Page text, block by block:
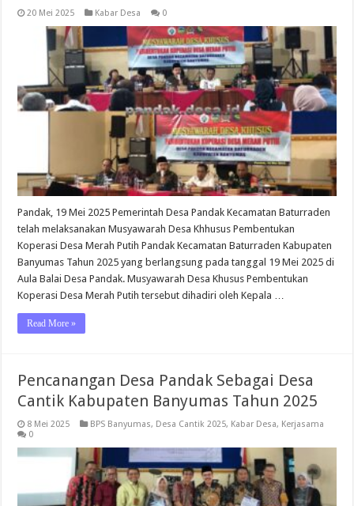
20 Mei 2025 Kabar Desa 0
Pandak, 19 Mei 2025 Pemerintah Desa Pandak Kecamatan Baturraden
telah melaksanakan Musyawarah Desa Khhusus Pembentukan
Koperasi Desa Merah Putih Pandak Kecamatan Baturraden Kabupaten
Banyumas Tahun 2025 yang berlangsung pada tanggal 19 Mei 2025 di
Aula Balai Desa Pandak. Musyawarah Desa Khusus Pembentukan
Koperasi Desa Merah Putih tersebut dihadiri oleh Kepala …
Read More »
Pencanangan Desa Pandak Sebagai Desa
Cantik Kabupaten Banyumas Tahun 2025
8 Mei 2025 BPS Banyumas, Desa Cantik 2025, Kabar Desa, Kerjasama
0